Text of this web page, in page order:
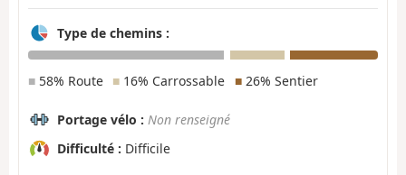
Type de chemins :
■ 58% Route ■ 16% Carrossable ■26% Sentier
Portage vélo : Non renseigné
Difficulté : Difficile